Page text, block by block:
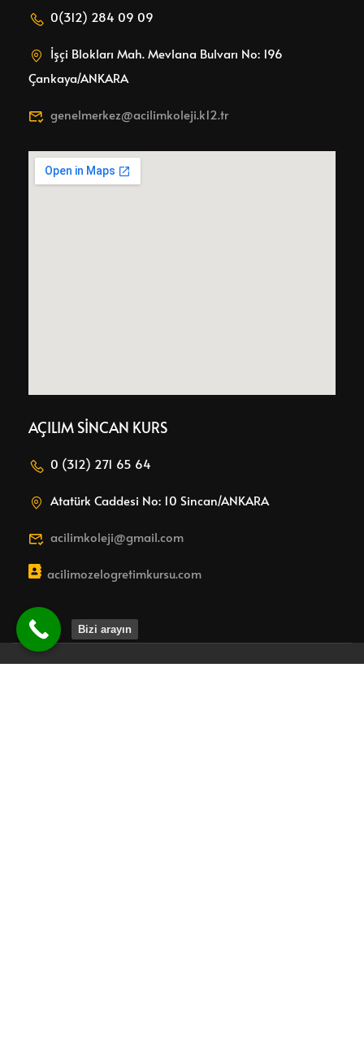
0(312) 284 09 09
İşçi Blokları Mah. Mevlana Bulvarı No: 196
Çankaya/ANKARA
genelmerkez@acilimkoleji.k12.tr
AÇILIM SİNCAN KURS
0 (312) 271 65 64
Atatürk Caddesi No: 10 Sincan/ANKARA
acilimkoleji@gmail.com
acilimozelogretimkursu.com
Bizi arayın